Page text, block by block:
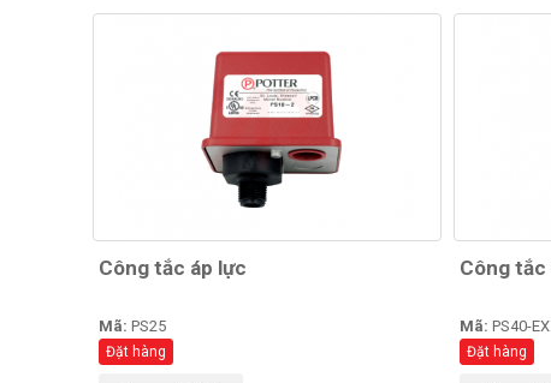
Công tắc áp lực
Mã: PS25
Đặt hàng
Công
Mã: PS40-EX
Đặt hàng